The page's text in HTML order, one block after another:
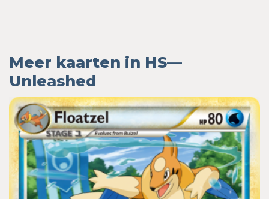
Meer kaarten in HS—
Unleashed